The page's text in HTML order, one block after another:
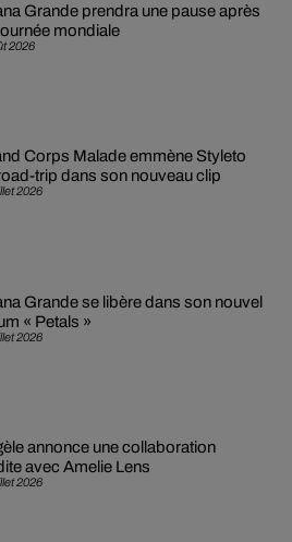
2026
Grande prendra une pause après
mondiale
2026
Corps Malade emmène Styleto
trip dans son nouveau clip
2026
Grande se libère dans son nouvel
« Petals »
2026
annonce une collaboration
avec Amelie Lens